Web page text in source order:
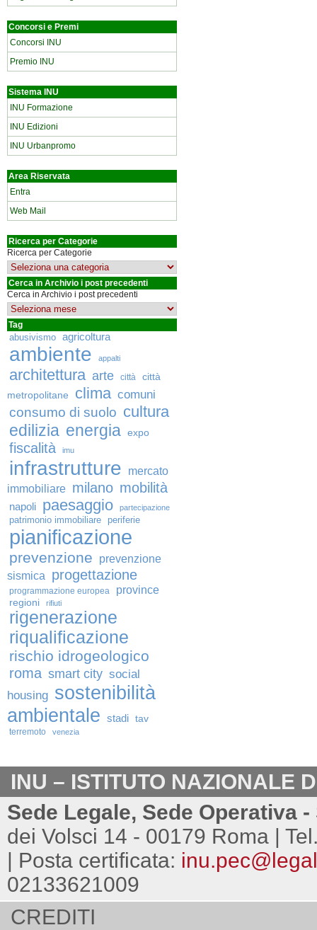
Concorsi e Premi
Concorsi INU
Premio INU
Sistema INU
INU Formazione
INU Edizioni
INU Urbanpromo
Area Riservata
Entra
Web Mail
Ricerca per Categorie
Ricerca per Categorie
Cerca in Archivio i post precedenti
Cerca in Archivio i post precedenti
Tag
abusivismo agricoltura
ambiente appalti
architettura arte città
città
metropolitane
clima comuni
consumo di suolo cultura
edilizia energia expo
fiscalità imu
infrastrutture
mercato
immobiliare milano mobilità
napoli paesaggio partecipazione
patrimonio immobiliare periferie
pianificazione
prevenzione
prevenzione
sismica
progettazione
programmazione europea province
regioni rifiuti
rigenerazione
riqualificazione
rischio idrogeologico
roma smart city social
housing sostenibilità
ambientale stadi tav
terremoto venezia
INU – ISTITUTO NAZIONALE
Sede Legale, Sede Operativa
dei Volsci 14 - 00179 Roma |
| Posta certificata:
02133621009
CREDITI